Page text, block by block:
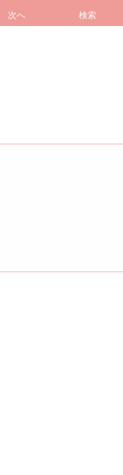
次へ 検索